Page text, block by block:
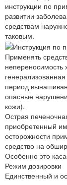
инструкции по
развитии
средствам
таковым.
Применять
непереносимость
период
опасные
кожи).
Острая
приобретенный
осторожности
средство на
Особенно это
Режим дозировки
Единственный и